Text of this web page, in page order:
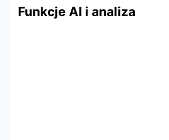
Funkcje AI i analiza